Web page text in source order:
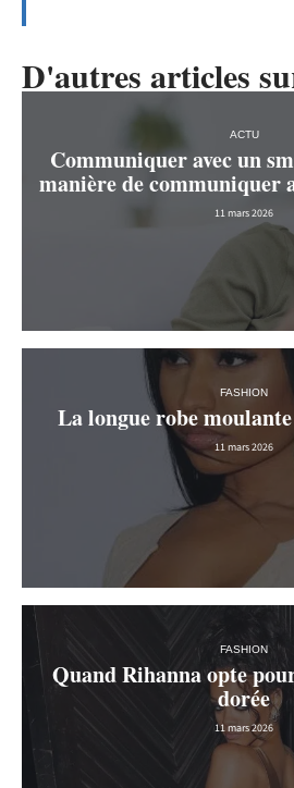
D'autres articles
ACTU
Communiquer avec un
manière de communiquer
11 mars 2026
FASHION
La longue robe
11 mars 2026
FASHION
Quand Rihanna opte
dorée
11 mars 2026